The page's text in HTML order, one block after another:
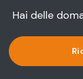
Hai delle